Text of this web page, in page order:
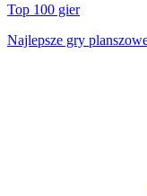
Top 100 gier
Najlepsze gry